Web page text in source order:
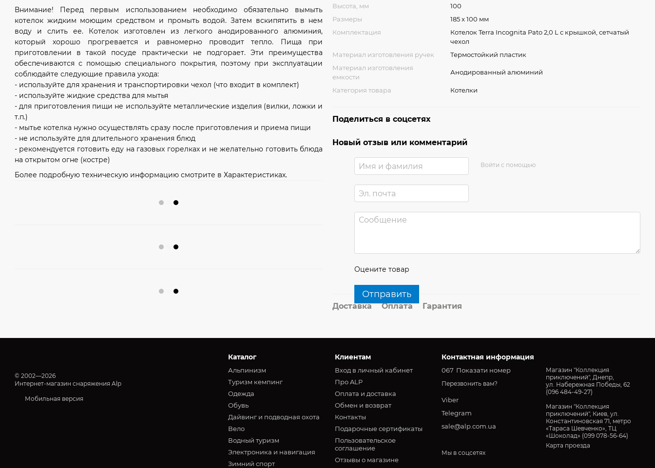
Внимание! Перед первым использованием необходимо обязательно вымыть
котелок жидким моющим средством и промыть водой. Затем вскипятить в нем
воду и слить ее. Котелок изготовлен из легкого анодированного алюминия,
который хорошо прогревается и равномерно проводит тепло. Пища при
приготовлении в такой посуде практически не подгорает. Эти преимущества
обеспечиваются с помощью специального покрытия, поэтому при эксплуатации
соблюдайте следующие правила ухода:
- используйте для хранения и транспортировки чехол (что входит в комплект)
- используйте жидкие средства для мытья
- для приготовления пищи не используйте металлические изделия (вилки, ложки и
т.п.)
- мытье котелка нужно осуществлять сразу после приготовления и приема пищи
- не используйте для длительного хранения блюд
- рекомендуется готовить еду на газовых горелках и не желательно готовить блюда
на открытом огне (костре)
Более подробную техническую информацию смотрите в Характеристиках.
Высота, мм
100
Размеры
185 x 100 мм
Комплектация
Котелок Terra Incognita Pato 2,0 L с крышкой, сетчатый
чехол
Материал изготовления ручек
Термостойкий пластик
Материал изготовления
емкости
Анодированный алюминий
Категория товара Котелки
Поделиться в соцсетях
Новый отзыв или комментарий
Войти с помощью
Оцените товар
Отправить
Доставка Оплата Гарантия
© 2002—2026
Интернет-магазин снаряжения Alp
Мобильная версия
Каталог
Альпинизм
Туризм кемпинг
Oдежда
Обувь
Дайвинг и подводная охота
Вело
Водный туризм
Электроника и навигация
Зимний спорт
Клиентам
Вход в личный кабинет
Про ALP
Оплата и доставка
Обмен и возврат
Контакты
Подарочные сертификаты
Пользовательское
соглашение
Отзывы о магазине
Контактная информация
067 Показати номер
Перезвонить вам?
Viber
Telegram
sale@alp.com.ua
Магазин "Коллекция
приключений", Днепр,
ул. Набережная Победы, 62
(096 484-49-27)
Магазин "Коллекция
приключений", Киев, ул.
Константиновская 71, метро
«Тараса Шевченко», ТЦ
«Шоколад» (099 078-56-64)
Карта проезда
Мы в соцсетях